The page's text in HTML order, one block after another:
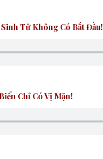
Sinh Tử Không Có Bắt Đầu!
Chỉ Có Vị Mặn!